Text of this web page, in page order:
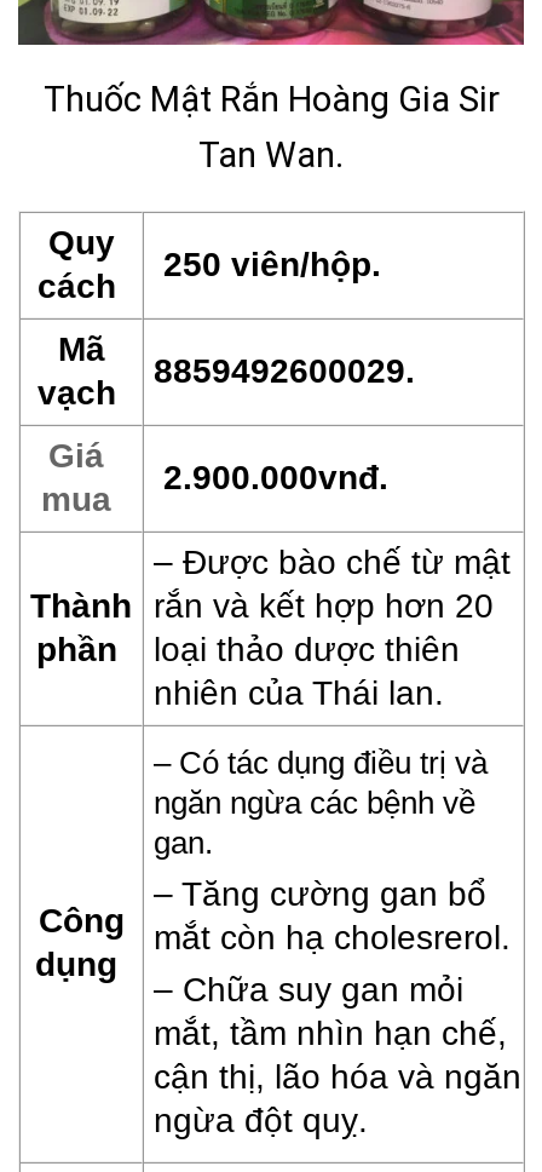
Thuốc Mật Rắn Hoàng Gia Sir
Tan Wan.
Quy
cách
250 viên/hộp.
Mã
vạch
8859492600029.
Giá
mua
2.900.000vnđ.
Thành
phần
– Được bào chế từ mật
rắn và kết hợp hơn 20
loại thảo dược thiên
nhiên của Thái lan.
Công
dụng
– Có tác dụng điều trị và
ngăn ngừa các bệnh về
gan.
– Tăng cường gan bổ
mắt còn hạ cholesrerol.
– Chữa suy gan mỏi
mắt, tầm nhìn hạn chế,
cận thị, lão hóa và ngăn
ngừa đột quỵ.